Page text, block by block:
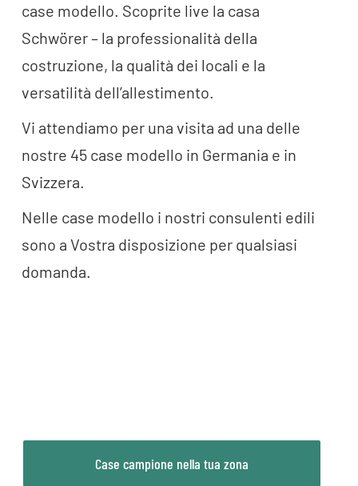
case modello. Scoprite live la casa
Schwörer – la professionalità della
costruzione, la qualità dei locali e la
versatilità dell’allestimento.
Vi attendiamo per una visita ad una delle
nostre 45 case modello in Germania e in
Svizzera.
Nelle case modello i nostri consulenti edili
sono a Vostra disposizione per qualsiasi
domanda.
Case campione nella tua zona